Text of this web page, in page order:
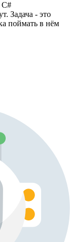
C#
Задача - это
поймать в нём